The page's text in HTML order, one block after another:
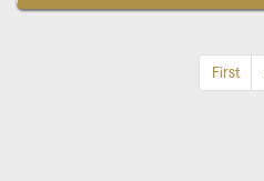
First